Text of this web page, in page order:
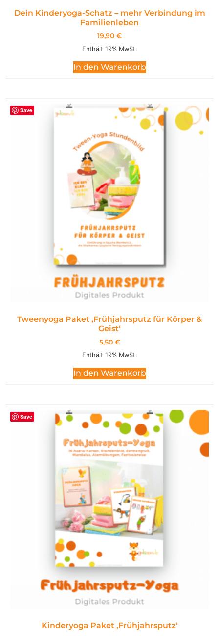
Dein Kinderyoga-Schatz – mehr Verbindung im
Familienleben
19,90 €
Enthält 19% MwSt.
In den Warenkorb
Save
Tweenyoga Paket ,Frühjahrsputz für Körper &
Geist‘
5,50 €
Enthält 19% MwSt.
In den Warenkorb
Save
Kinderyoga Paket ,Frühjahrsputz‘